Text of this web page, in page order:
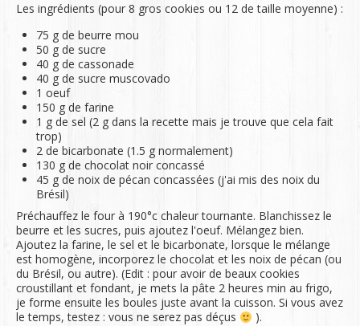
Les ingrédients (pour 8 gros cookies ou 12 de taille moyenne) :
75 g de beurre mou
50 g de sucre
40 g de cassonade
40 g de sucre muscovado
1 oeuf
150 g de farine
1 g de sel (2 g dans la recette mais je trouve que cela fait
trop)
2 de bicarbonate (1.5 g normalement)
130 g de chocolat noir concassé
45 g de noix de pécan concassées (j'ai mis des noix du
Brésil)
Préchauffez le four à 190°c chaleur tournante. Blanchissez le
beurre et les sucres, puis ajoutez l'oeuf. Mélangez bien.
Ajoutez la farine, le sel et le bicarbonate, lorsque le mélange
est homogène, incorporez le chocolat et les noix de pécan (ou
du Brésil, ou autre). (Edit : pour avoir de beaux cookies
croustillant et fondant, je mets la pâte 2 heures min au frigo,
je forme ensuite les boules juste avant la cuisson. Si vous avez
le temps, testez : vous ne serez pas déçus
).